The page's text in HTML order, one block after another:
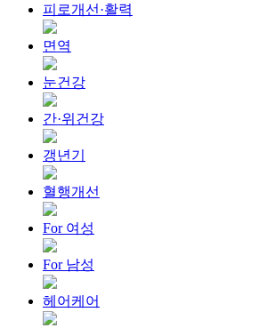
피로개선·활력
면역
눈건강
간·위건강
갱년기
혈행개선
For 여성
For 남성
헤어케어